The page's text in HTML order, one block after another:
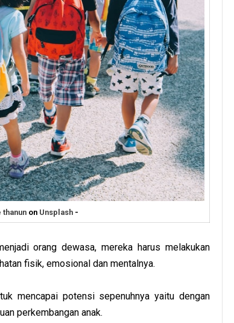
thanun on Unsplash -
orang dewasa, mereka harus melakukan
fisik, emosional dan mentalnya.
mencapai potensi sepenuhnya yaitu dengan
perkembangan anak.